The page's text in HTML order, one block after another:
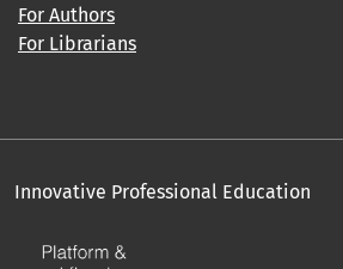
For Authors
For Librarians
Innovative Professional Education